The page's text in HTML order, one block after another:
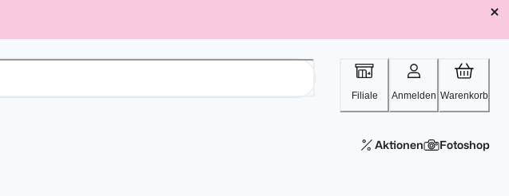
Filiale Anmelden Warenkorb
Aktionen Fotoshop